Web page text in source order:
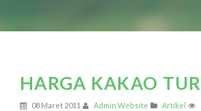
HARGA KAKAO
08 Maret 2011 Admin Website Artikel